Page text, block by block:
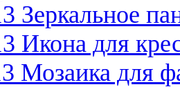
Зеркальное
Икона для
Мозаика для